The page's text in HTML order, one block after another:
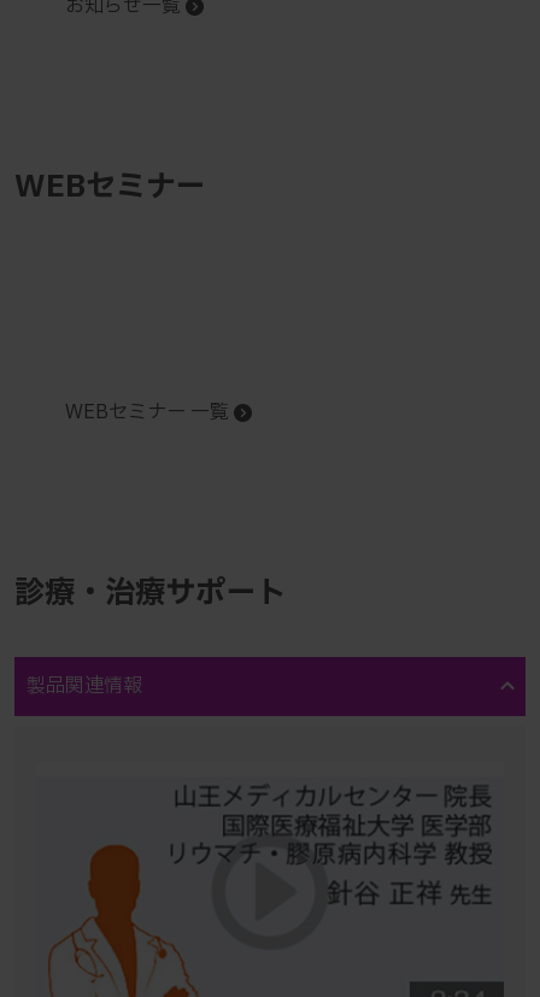
WEBセミナー
WEBセミナー 一覧
診療・治療サポート
製品関連情報